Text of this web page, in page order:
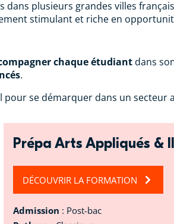
dans plusieurs grandes villes
stimulant et riche en
chaque étudiantdans
.
se démarquer dans un secteur
Prépa Arts Appliqués &
DÉCOUVRIR LA FORMATION
Admission : Post-bac